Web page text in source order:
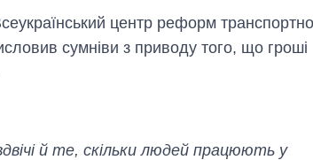
центр реформ
сумніви з приводу того, що гроші
й те, скільки людей працюють у